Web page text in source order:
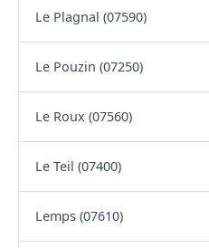
Le Plagnal (07590)
Le Pouzin (07250)
Le Roux (07560)
Le Teil (07400)
Lemps (07610)